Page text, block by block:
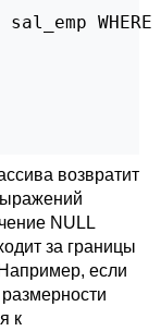
sal_emp
возвратит
NULL
за границы
если
к